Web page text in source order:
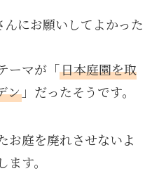
にお願いしてよかった
ーマが「日本庭園を取
ン」だったそうです。
お庭を廃れさせないよ
す。